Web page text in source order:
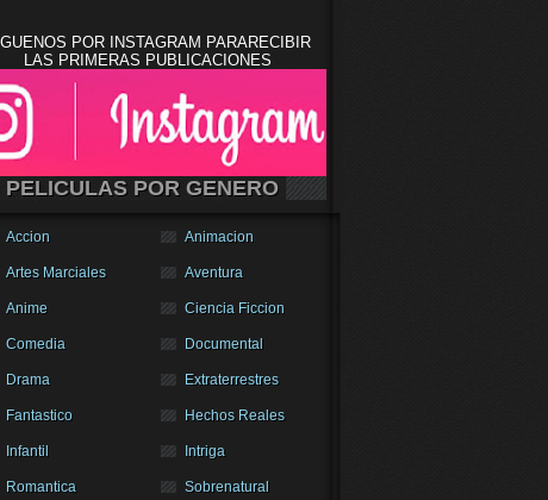
POR INSTAGRAM PARARECIBIR
LAS PRIMERAS PUBLICACIONES
PELICULAS POR GENERO
Accion Animacion
Artes Marciales Aventura
Anime Ciencia Ficcion
Comedia Documental
Drama Extraterrestres
Fantastico Hechos Reales
Infantil Intriga
Romantica Sobrenatural